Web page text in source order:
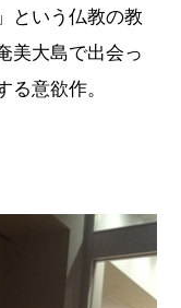
という仏教の教
美大島で出会っ
意欲作。